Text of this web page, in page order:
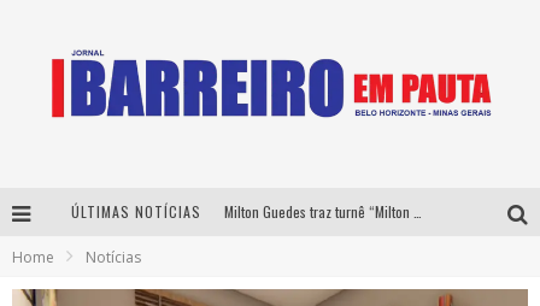
ÚLTIMAS NOTÍCIAS
Home Notícias